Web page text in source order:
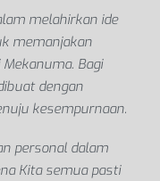
melahirkan ide
memanjakan
Bagi
dengan
kesempurnaan.
personal dalam
Kita semua pasti